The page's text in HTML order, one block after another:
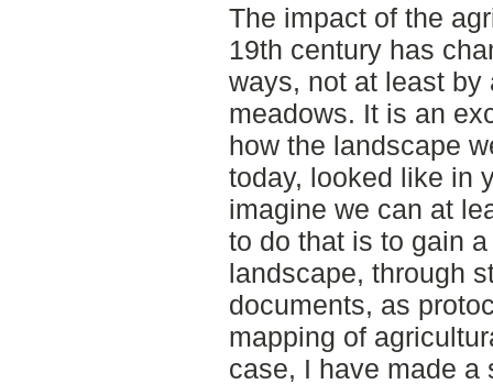
The impact of the
19th century has
ways, not at least
meadows. It is an
how the landscape
today, looked like in
imagine we can at
to do that is to gain
landscape, through
documents, as
mapping of
case, I have made a